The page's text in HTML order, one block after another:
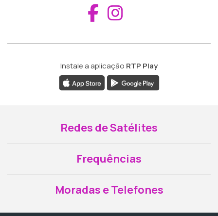
Aceder ao
Instale a aplicação RTP Play
Redes de Satélites
Frequências
Moradas e Telefones